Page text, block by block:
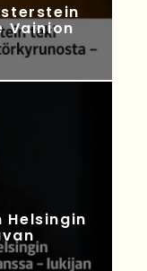
Vainion
Helsingin